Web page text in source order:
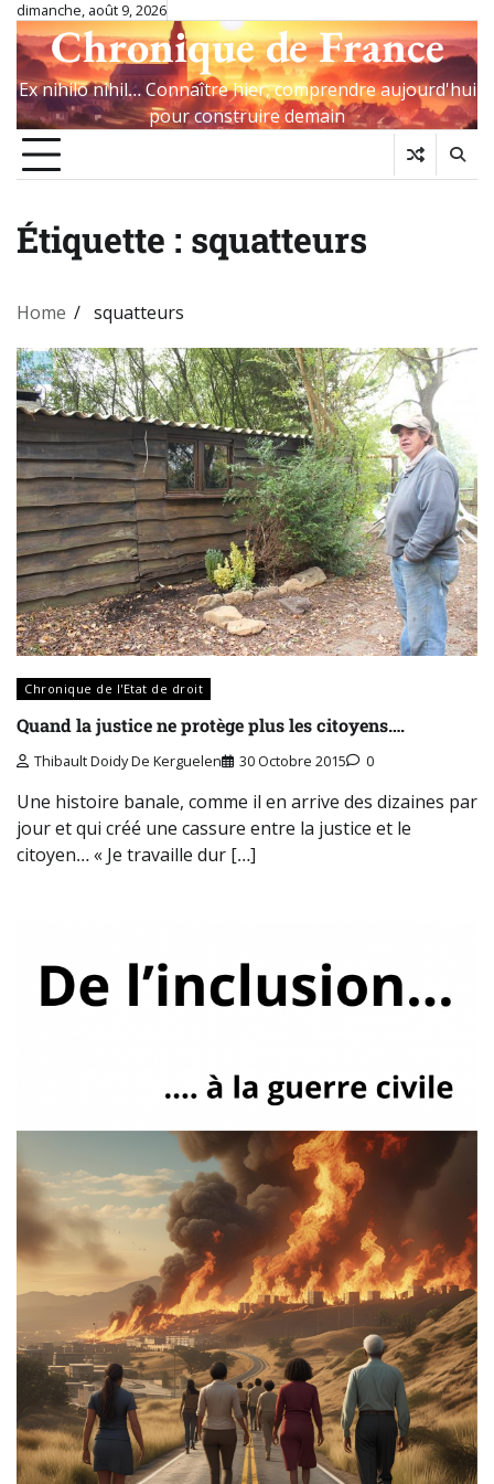
Skip
content
dimanche, août 9, 2026
Chronique de France
Ex nihilo nihil… Connaître hier, comprendre aujourd'hui
pour construire demain
Étiquette : squatteurs
Home squatteurs
Chronique de l'Etat de droit
Quand la justice ne protège plus les citoyens….
Thibault Doidy De Kerguelen 30 Octobre 2015 0
Une histoire banale, comme il en arrive des dizaines par
jour et qui créé une cassure entre la justice et le
citoyen… « Je travaille dur […]